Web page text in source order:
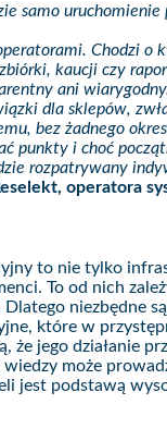
samo uruchomienie
Chodzi o
kaucji czy
ani
dla sklepów,
bez żadnego
punkty i choć
rozpatrywany
operatora
to nie tylko
To od nich
niezbędne są
które w
że jego działanie
może
jest podstawą